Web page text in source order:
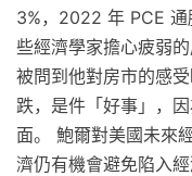
3%，2022 年 PCE 通
些經濟學家擔心疲弱
被問到他對房市的感
跌，是件「好事」，
面。 鮑爾對美國未來
濟仍有機會避免陷入